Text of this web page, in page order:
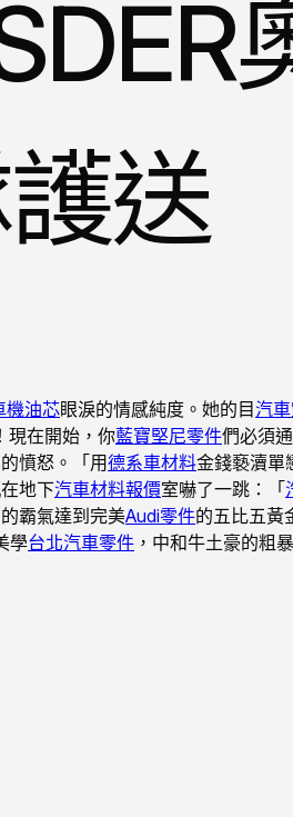
送
機油芯眼淚的情感純度。她的目汽
現在開始，你藍寶堅尼零件們必須
憤怒。「用德系車材料金錢褻瀆單
地下汽車材料報價室嚇了一跳：「
霸氣達到完美Audi零件的五比五黃
學台北汽車零件 ，中和牛土豪的粗